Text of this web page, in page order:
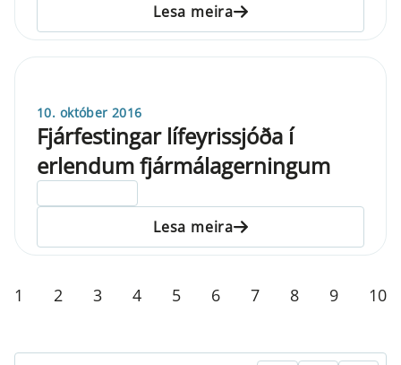
Lesa meira
10. október 2016
Fjárfestingar lífeyrissjóða í
erlendum fjármálagerningum
Lesa meira
1 2 3 4 5 6 7 8 9 10